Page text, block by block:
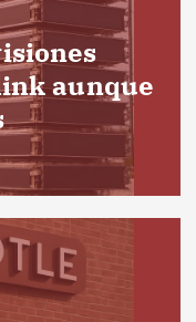
aunque